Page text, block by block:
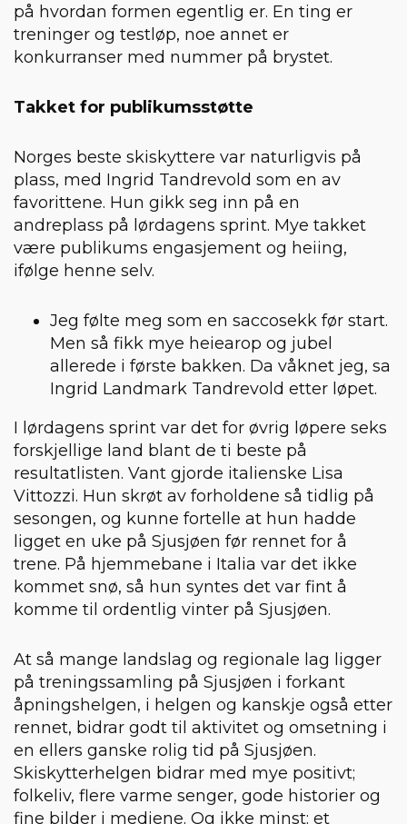
på hvordan formen egentlig er. En ting er
treninger og testløp, noe annet er
konkurranser med nummer på brystet.
Takket for publikumsstøtte
Norges beste skiskyttere var naturligvis på
plass, med Ingrid Tandrevold som en av
favorittene. Hun gikk seg inn på en
andreplass på lørdagens sprint. Mye takket
være publikums engasjement og heiing,
ifølge henne selv.
Jeg følte meg som en saccosekk før start.
Men så fikk mye heiearop og jubel
allerede i første bakken. Da våknet jeg, sa
Ingrid Landmark Tandrevold etter løpet.
I lørdagens sprint var det for øvrig løpere seks
forskjellige land blant de ti beste på
resultatlisten. Vant gjorde italienske Lisa
Vittozzi. Hun skrøt av forholdene så tidlig på
sesongen, og kunne fortelle at hun hadde
ligget en uke på Sjusjøen før rennet for å
trene. På hjemmebane i Italia var det ikke
kommet snø, så hun syntes det var fint å
komme til ordentlig vinter på Sjusjøen.
At så mange landslag og regionale lag ligger
på treningssamling på Sjusjøen i forkant
åpningshelgen, i helgen og kanskje også etter
rennet, bidrar godt til aktivitet og omsetning i
en ellers ganske rolig tid på Sjusjøen.
Skiskytterhelgen bidrar med mye positivt;
folkeliv, flere varme senger, gode historier og
fine bilder i mediene. Og ikke minst: et